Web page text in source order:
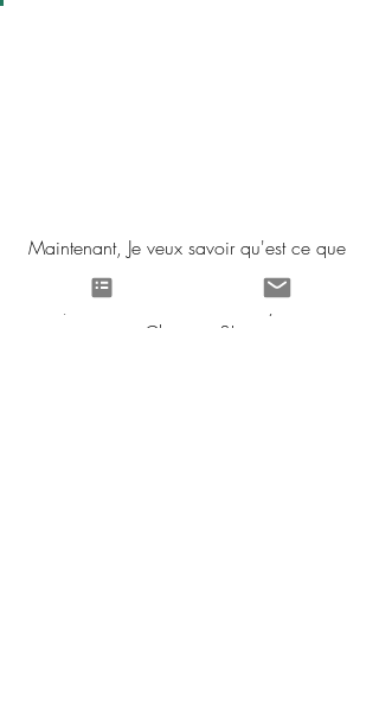
Maintenant, Je veux savoir qu'est ce que
Now, I want to know what do you do for
Christmas?!